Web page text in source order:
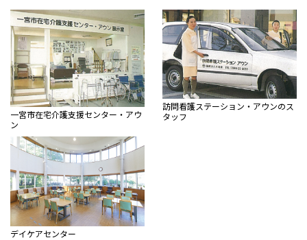
一宮市在宅介護支援センター・アウ
ン
訪問看護ステーション・アウンのス
タッフ
デイケアセンター